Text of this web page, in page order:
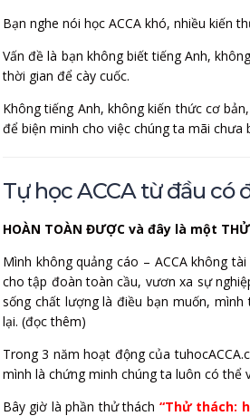
Bạn nghe nói học ACCA khó, nhiều kiến
Vấn đề là bạn không biết tiếng Anh,
thời gian để cày cuốc.
Không tiếng Anh, không kiến thức cơ
để biện minh cho việc chúng ta mãi chưa
Tự học ACCA từ đầu có
HOÀN TOÀN ĐƯỢC và đây là một
Mình không quảng cáo – ACCA không
cho tập đoàn toàn cầu, vươn xa sự
sống chất lượng là điều bạn muốn,
lại. (đọc thêm)
Trong 3 năm hoạt động của
mình là chứng minh chúng ta luôn có thể
Bây giờ là phần thử thách “Thử thách: